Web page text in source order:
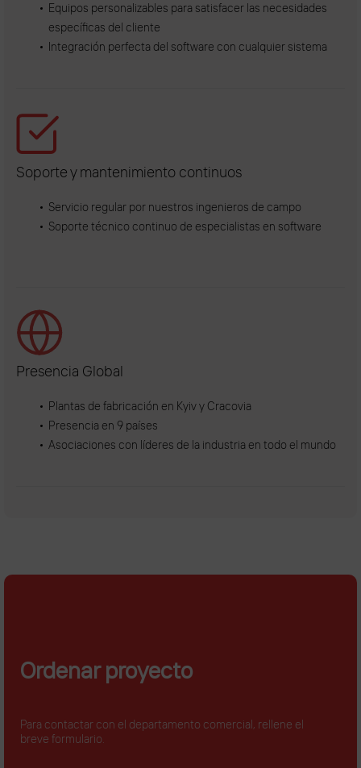
Equipos personalizables para satisfacer las necesidades
específicas del cliente
Integración perfecta del software con cualquier sistema
Soporte y mantenimiento continuos
Servicio regular por nuestros ingenieros de campo
Soporte técnico continuo de especialistas en software
Presencia Global
Plantas de fabricación en Kyiv y Cracovia
Presencia en 9 países
Asociaciones con líderes de la industria en todo el mundo
Ordenar proyecto
Para contactar con el departamento comercial, rellene el
breve formulario.